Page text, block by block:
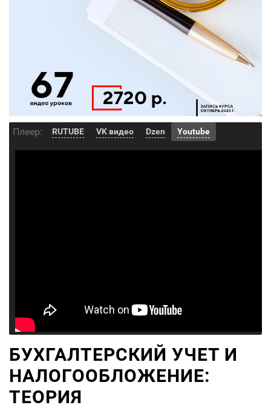
Плеер: RUTUBE VK видео Dzen Youtube
БУХГАЛТЕРСКИЙ УЧЕТ И
НАЛОГООБЛОЖЕНИЕ:
ТЕОРИЯ